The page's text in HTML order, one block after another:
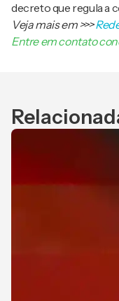
decreto que regula a
Veja mais em>>>
Entre em contato